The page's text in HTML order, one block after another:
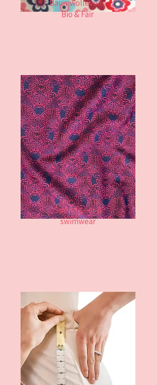
Baumwollevoile
Bio & Fair
Sportswear &
swimwear